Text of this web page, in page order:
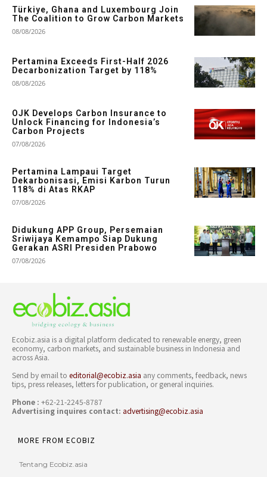
Türkiye, Ghana and Luxembourg Join
The Coalition to Grow Carbon Markets
08/08/2026
Pertamina Exceeds First-Half 2026
Decarbonization Target by 118%
08/08/2026
OJK Develops Carbon Insurance to
Unlock Financing for Indonesia’s
Carbon Projects
07/08/2026
Pertamina Lampaui Target
Dekarbonisasi, Emisi Karbon Turun
118% di Atas RKAP
07/08/2026
Didukung APP Group, Persemaian
Sriwijaya Kemampo Siap Dukung
Gerakan ASRI Presiden Prabowo
07/08/2026
Ecobiz.asia is a digital platform dedicated to renewable energy, green
economy, carbon markets, and sustainable business in Indonesia and
across Asia.
Send by email to editorial@ecobiz.asia any comments, feedback, news
tips, press releases, letters for publication, or general inquiries.
Phone : +62-21-2245-8787
Advertising inquires contact: advertising@ecobiz.asia
MORE FROM ECOBIZ
Tentang Ecobiz.asia